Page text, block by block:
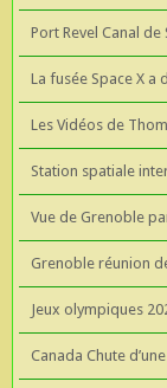
Port Revel Canal de
La fusée Space X a
Les Vidéos de
Station spatiale
Vue de Grenoble
Grenoble réunion
Jeux olympiques
Canada Chute